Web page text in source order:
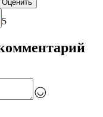
Оценить
5